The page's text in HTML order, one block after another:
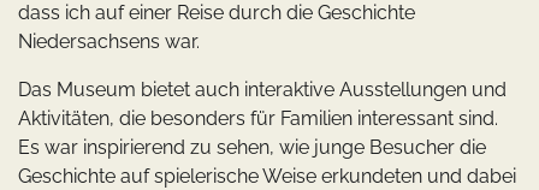
dass ich auf einer Reise durch die Geschichte
Niedersachsens war.
Das Museum bietet auch interaktive Ausstellungen und
Aktivitäten, die besonders für Familien interessant sind.
Es war inspirierend zu sehen, wie junge Besucher die
Geschichte auf spielerische Weise erkundeten und dabei